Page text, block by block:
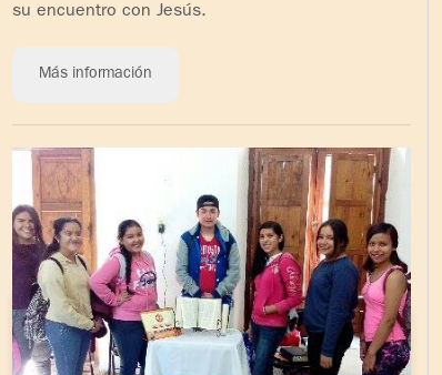
su encuentro con Jesús.
Más información